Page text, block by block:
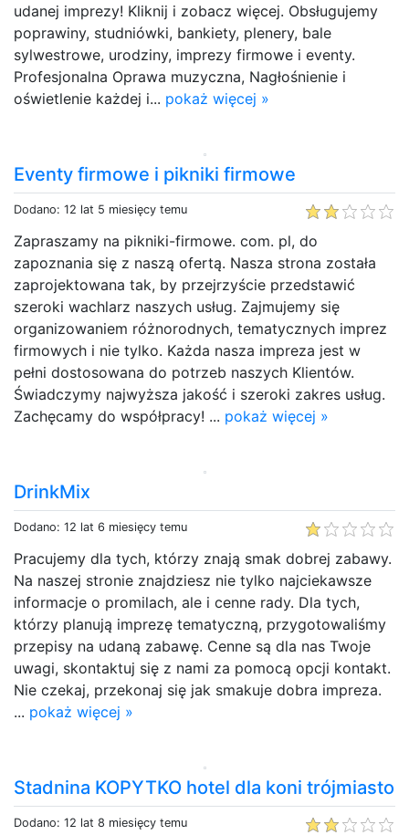
udanej imprezy! Kliknij i zobacz więcej. Obsługujemy
poprawiny, studniówki, bankiety, plenery, bale
sylwestrowe, urodziny, imprezy firmowe i eventy.
Profesjonalna Oprawa muzyczna, Nagłośnienie i
oświetlenie każdej i... pokaż więcej »
Eventy firmowe i pikniki firmowe
Dodano: 12 lat 5 miesięcy temu
Zapraszamy na pikniki-firmowe. com. pl, do
zapoznania się z naszą ofertą. Nasza strona została
zaprojektowana tak, by przejrzyście przedstawić
szeroki wachlarz naszych usług. Zajmujemy się
organizowaniem różnorodnych, tematycznych imprez
firmowych i nie tylko. Każda nasza impreza jest w
pełni dostosowana do potrzeb naszych Klientów.
Świadczymy najwyższa jakość i szeroki zakres usług.
Zachęcamy do współpracy! ... pokaż więcej »
DrinkMix
Dodano: 12 lat 6 miesięcy temu
Pracujemy dla tych, którzy znają smak dobrej zabawy.
Na naszej stronie znajdziesz nie tylko najciekawsze
informacje o promilach, ale i cenne rady. Dla tych,
którzy planują imprezę tematyczną, przygotowaliśmy
przepisy na udaną zabawę. Cenne są dla nas Twoje
uwagi, skontaktuj się z nami za pomocą opcji kontakt.
Nie czekaj, przekonaj się jak smakuje dobra impreza.
... pokaż więcej »
Stadnina KOPYTKO hotel dla koni trójmiasto
Dodano: 12 lat 8 miesięcy temu